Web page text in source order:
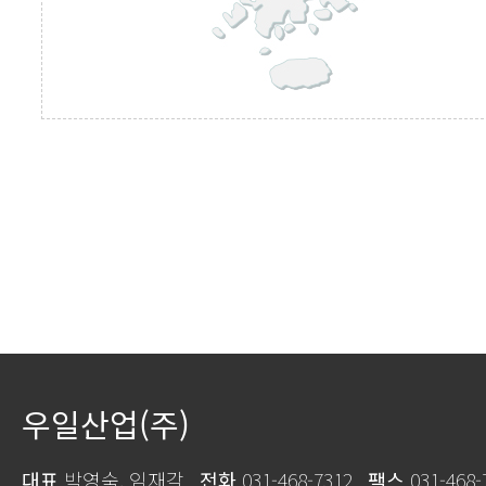
우일산업(주)
대표 박영숙, 임재각 전화 031-468-7312 팩스 031-